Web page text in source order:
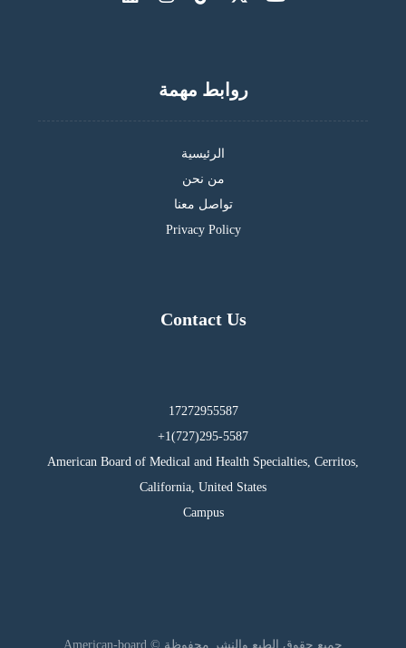
روابط مهمة
الرئيسية
من نحن
تواصل معنا
Privacy Policy
Contact Us
17272955587
295-5587(727)1+
American Board of Medical and Health Specialties, Cerritos,
California, United States
Campus
جميع حقوق الطبع والنشر محفوظة © American-board